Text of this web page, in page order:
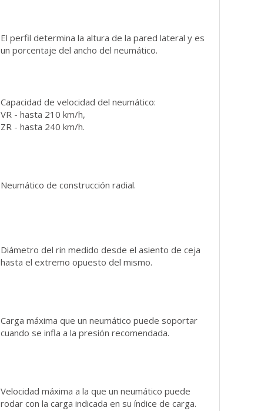
El perfil determina la altura de la pared lateral y es
un porcentaje del ancho del neumático.
Capacidad de velocidad del neumático:
VR - hasta 210 km/h,
ZR - hasta 240 km/h.
Neumático de construcción radial.
Diámetro del rin medido desde el asiento de ceja
hasta el extremo opuesto del mismo.
Carga máxima que un neumático puede soportar
cuando se infla a la presión recomendada.
Velocidad máxima a la que un neumático puede
rodar con la carga indicada en su índice de carga.